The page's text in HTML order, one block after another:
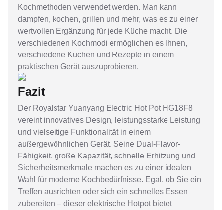
Kochmethoden verwendet werden. Man kann
dampfen, kochen, grillen und mehr, was es zu einer
wertvollen Ergänzung für jede Küche macht. Die
verschiedenen Kochmodi ermöglichen es Ihnen,
verschiedene Küchen und Rezepte in einem
praktischen Gerät auszuprobieren.
Fazit
Der Royalstar Yuanyang Electric Hot Pot HG18F8
vereint innovatives Design, leistungsstarke Leistung
und vielseitige Funktionalität in einem
außergewöhnlichen Gerät. Seine Dual-Flavor-
Fähigkeit, große Kapazität, schnelle Erhitzung und
Sicherheitsmerkmale machen es zu einer idealen
Wahl für moderne Kochbedürfnisse. Egal, ob Sie ein
Treffen ausrichten oder sich ein schnelles Essen
zubereiten – dieser elektrische Hotpot bietet